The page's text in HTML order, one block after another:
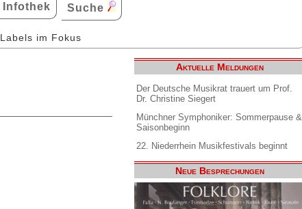
Infothek Suche
Labels im Fokus
Aktuelle Meldungen
Der Deutsche Musikrat trauert um Prof.
Dr. Christine Siegert
Münchner Symphoniker: Sommerpause &
Saisonbeginn
22. Niederrhein Musikfestivals beginnt
Neue Besprechungen